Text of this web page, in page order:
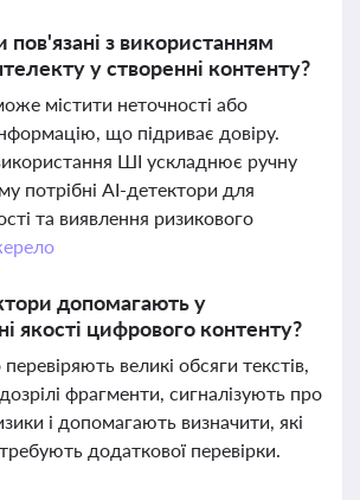
пов'язані з використанням
у створенні контенту?
містити неточності або
що підриває довіру.
ШІ ускладнює ручну
потрібні AI-детектори для
та виявлення ризикового
допомагають у
якості цифрового контенту?
великі обсяги текстів,
фрагменти, сигналізують про
і допомагають визначити, які
додаткової перевірки.